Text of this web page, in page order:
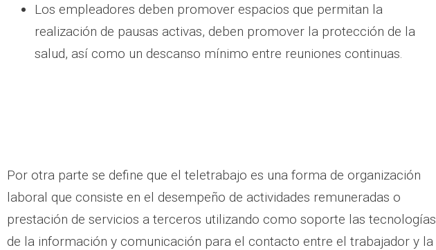
Los empleadores deben promover espacios que permitan la
realización de pausas activas, deben promover la protección de la
salud, así como un descanso mínimo entre reuniones continuas.
Por otra parte se define que el teletrabajo es una forma de organización
laboral que consiste en el desempeño de actividades remuneradas o
prestación de servicios a terceros utilizando como soporte las tecnologías
de la información y comunicación para el contacto entre el trabajador y la